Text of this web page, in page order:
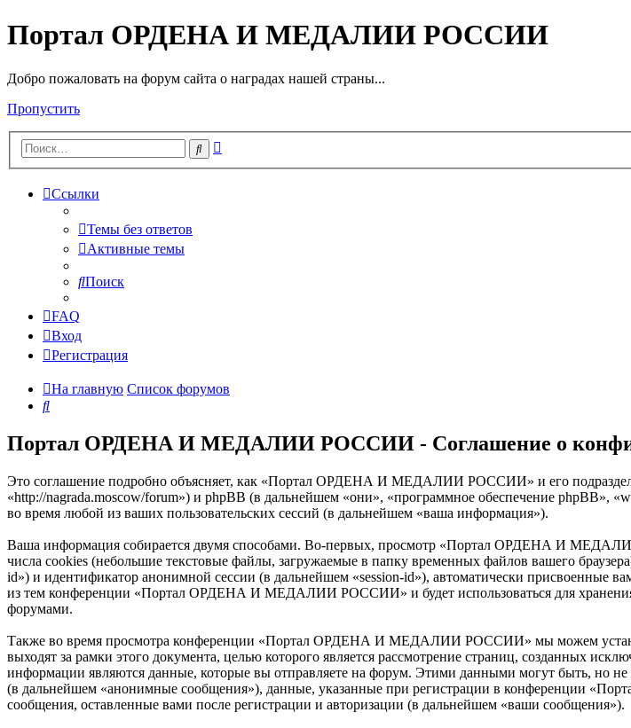
Портал ОРДЕНА И МЕДАЛИИ РОССИИ
Добро пожаловать на форум сайта о наградах нашей страны...
Пропустить
Поиск
Ссылки
Темы без ответов
Активные темы
Поиск
FAQ
Вход
Регистрация
На главную Список форумов
Поиск
Портал ОРДЕНА И МЕДАЛИИ РОССИИ - Соглашение о
Это соглашение подробно объясняет, как «Портал ОРДЕНА И МЕДАЛИИ РОССИИ» и его
«http://nagrada.moscow/forum») и phpBB (в дальнейшем «они», «программное обеспечение
во время любой из ваших пользовательских сессий (в дальнейшем «ваша информация»).
Ваша информация собирается двумя способами. Во-первых, просмотр «Портал ОРДЕНА И
числа cookies (небольшие текстовые файлы, загружаемые в папку временных файлов вашего
id») и идентификатор анонимной сессии (в дальнейшем «session-id»), автоматически присвоенные
из тем конференции «Портал ОРДЕНА И МЕДАЛИИ РОССИИ» и будет использоваться для
форумами.
Также во время просмотра конференции «Портал ОРДЕНА И МЕДАЛИИ РОССИИ» мы можем
выходят за рамки этого документа, целью которого является рассмотрение страниц, созданных
информации являются данные, которые вы отправляете на форум. Этими данными могут быть, но
(в дальнейшем «анонимные сообщения»), данные, указанные при регистрации в конференции
сообщения, оставленные вами после регистрации и авторизации (в дальнейшем «ваши сообщения»).